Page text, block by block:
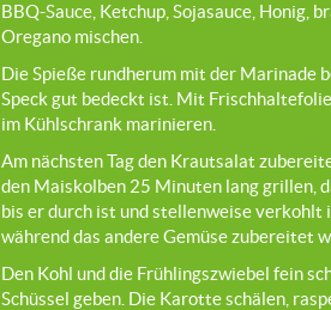
BBQ-Sauce, Ketchup, Sojasauce, Honig,
Oregano mischen.
Die Spieße rundherum mit der Marinade
Speck gut bedeckt ist. Mit
im Kühlschrank marinieren.
Am nächsten Tag den Krautsalat
den Maiskolben 25 Minuten lang grillen,
bis er durch ist und stellenweise verkohlt
während das andere Gemüse zubereitet
Den Kohl und die Frühlingszwiebel fein
Schüssel geben. Die Karotte schälen,